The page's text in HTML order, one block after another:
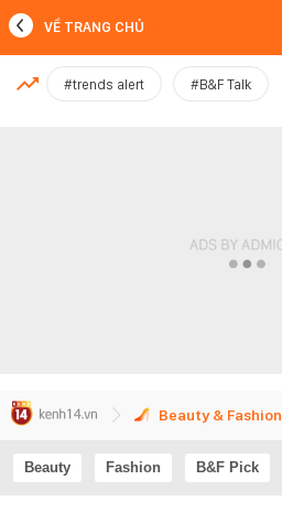
MỚI NHẤT
VỀ TRANG CHỦ
#trends alert #B&F Talk
Beauty & Fashion
Beauty Fashion B&F Pick